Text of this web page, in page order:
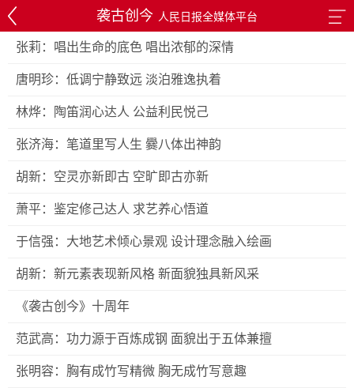
袭古创今 人民日报全媒体平台
张莉：唱出生命的底色 唱出浓郁的深情
唐明珍：低调宁静致远 淡泊雅逸执着
林烨：陶笛润心达人 公益利民悦己
张济海：笔道里写人生 爨八体出神韵
胡新：空灵亦新即古 空旷即古亦新
萧平：鉴定修己达人 求艺养心悟道
于信强：大地艺术倾心景观 设计理念融入绘画
胡新：新元素表现新风格 新面貌独具新风采
《袭古创今》十周年
范武高：功力源于百炼成钢 面貌出于五体兼擅
张明容：胸有成竹写精微 胸无成竹写意趣